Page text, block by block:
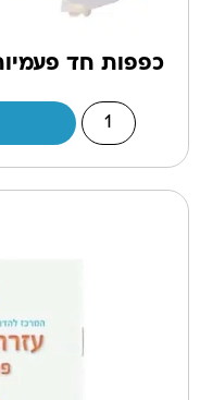
כפפות חד פעמיות ויניל, 100